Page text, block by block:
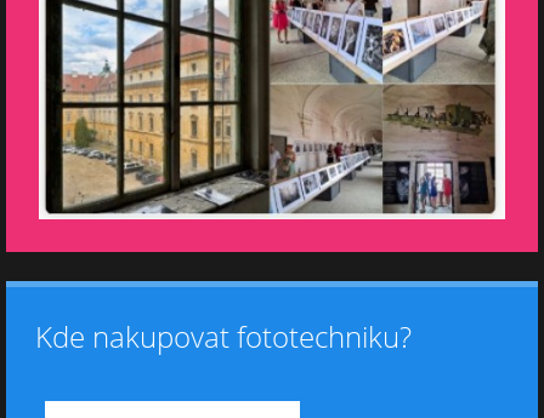
Kde nakupovat fototechniku?